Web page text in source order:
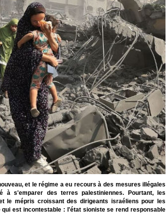
et le régime a eu recours à des mesures illégales
s'emparer des terres palestiniennes. Pourtant, les
le mépris croissant des dirigeants israéliens pour les
est incontestable : l'état sioniste se rend responsable